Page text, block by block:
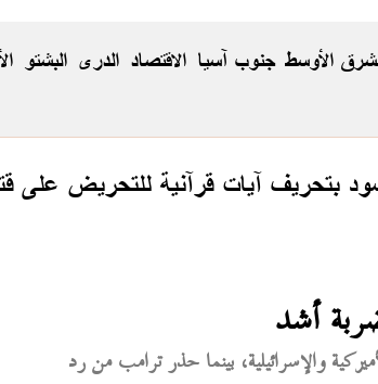
الاقتصاد جنوب آسيا الأوسط البشتو الدری
بتحريف آيات قرآنية للتحريض على
أشد
والإسرائيلية، بينما حذر ترامب من رد